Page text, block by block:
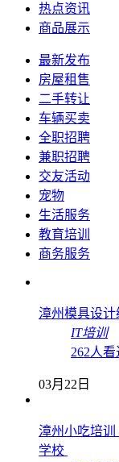
热点资讯
商品展示
最新发布
房屋租售
二手转让
车辆买卖
全职招聘
兼职招聘
交友活动
宠物
生活服务
教育培训
商务服务
漳州模具设计
IT培训
262人看
03月22日
漳州小吃培训
学校